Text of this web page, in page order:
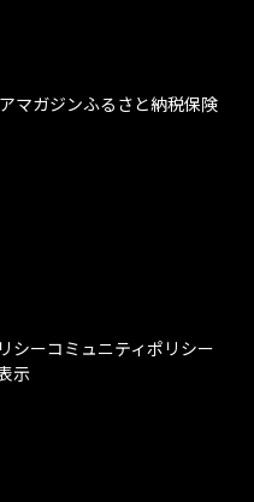
マガジンふるさと納税保険
シーコミュニティポリシー
示